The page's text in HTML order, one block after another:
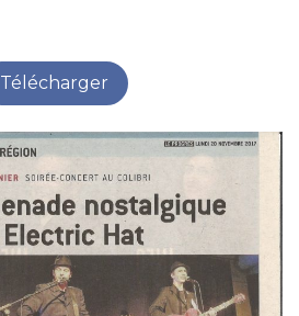
Télécharger